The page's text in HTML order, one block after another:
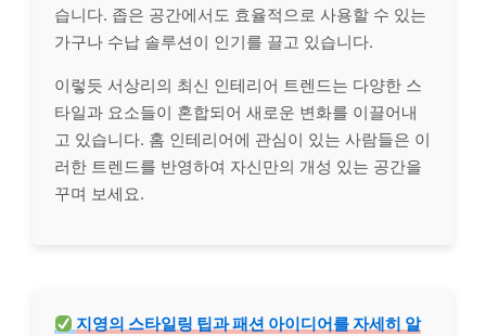
습니다. 좁은 공간에서도 효율적으로 사용할 수 있는
가구나 수납 솔루션이 인기를 끌고 있습니다.
이렇듯 서상리의 최신 인테리어 트렌드는 다양한 스
타일과 요소들이 혼합되어 새로운 변화를 이끌어내
고 있습니다. 홈 인테리어에 관심이 있는 사람들은 이
러한 트렌드를 반영하여 자신만의 개성 있는 공간을
꾸며 보세요.
지영의 스타일링 팁과 패션 아이디어를 자세히 알